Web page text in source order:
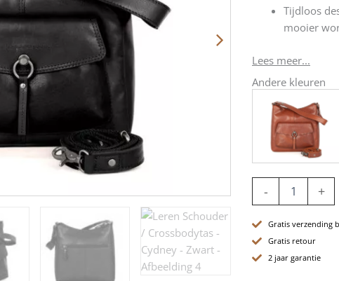
Tijdloos
mooier
Lees meer...
Andere kleuren
-
Schouder
Crossbodytas
-
Cydney
+
Gratis verzending
Gratis retour
2 jaar garantie